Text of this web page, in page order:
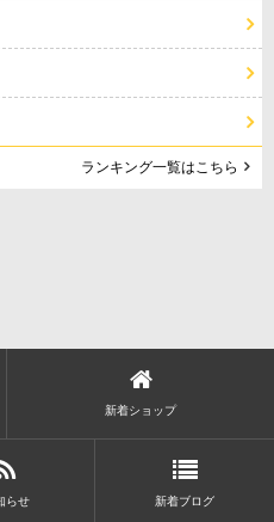
ランキング一覧はこちら
新着ショップ
らせ 新着ブログ